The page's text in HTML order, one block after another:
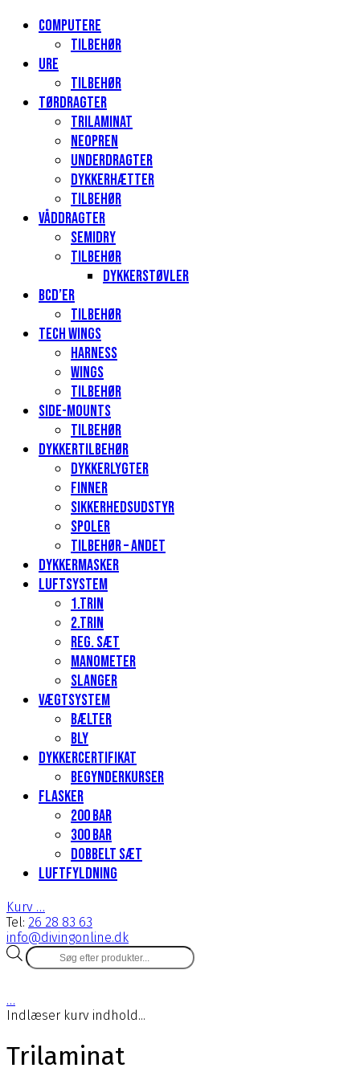
Computere
Tilbehør
Ure
Tilbehør
Tørdragter
Trilaminat
Neopren
Underdragter
Dykkerhætter
Tilbehør
Våddragter
Semidry
Tilbehør
Dykkerstøvler
BCD’er
Tilbehør
Tech Wings
Harness
Wings
Tilbehør
Side-mounts
Tilbehør
Dykkertilbehør
Dykkerlygter
Finner
Sikkerhedsudstyr
Spoler
Tilbehør – andet
Dykkermasker
Luftsystem
1.Trin
2.Trin
Reg. sæt
Manometer
Slanger
Vægtsystem
Bælter
Bly
Dykkercertifikat
Begynderkurser
Flasker
200 Bar
300 bar
Dobbelt sæt
Luftfyldning
Kurv …
Tel: 26 28 83 63
info@divingonline.dk
Products
search
…
Indlæser kurv indhold...
Trilaminat